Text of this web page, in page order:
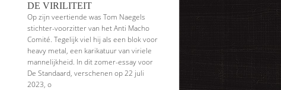
DE VIRILITEIT
Op zijn veertiende was Tom Naegels
stichter-voorzitter van het Anti Macho
Comité. Tegelijk viel hij als een blok voor
heavy metal, een karikatuur van viriele
mannelijkheid. In dit zomer-essay voor
De Standaard, verschenen op 22 juli
2023, o